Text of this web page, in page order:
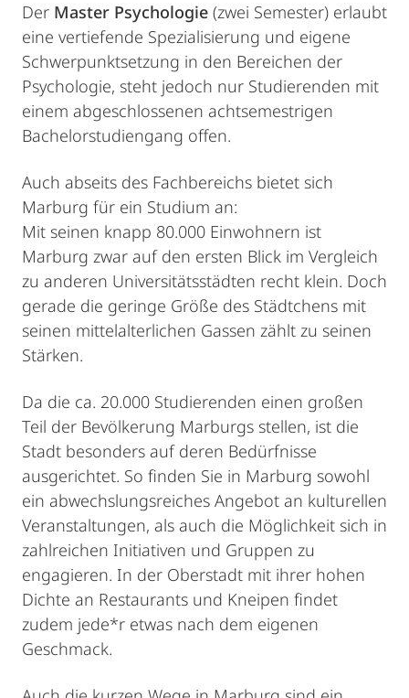
Der Master Psychologie (zwei Semester) erlaubt
eine vertiefende Spezialisierung und eigene
Schwerpunktsetzung in den Bereichen der
Psychologie, steht jedoch nur Studierenden mit
einem abgeschlossenen achtsemestrigen
Bachelorstudiengang offen.
Auch abseits des Fachbereichs bietet sich
Marburg für ein Studium an:
Mit seinen knapp 80.000 Einwohnern ist
Marburg zwar auf den ersten Blick im Vergleich
zu anderen Universitätsstädten recht klein. Doch
gerade die geringe Größe des Städtchens mit
seinen mittelalterlichen Gassen zählt zu seinen
Stärken.
Da die ca. 20.000 Studierenden einen großen
Teil der Bevölkerung Marburgs stellen, ist die
Stadt besonders auf deren Bedürfnisse
ausgerichtet. So finden Sie in Marburg sowohl
ein abwechslungsreiches Angebot an kulturellen
Veranstaltungen, als auch die Möglichkeit sich in
zahlreichen Initiativen und Gruppen zu
engagieren. In der Oberstadt mit ihrer hohen
Dichte an Restaurants und Kneipen findet
zudem jede*r etwas nach dem eigenen
Geschmack.